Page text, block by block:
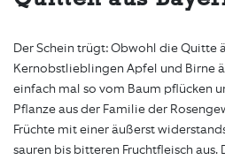
Der Schein trügt: Obwohl die Quitte
Kernobstlieblingen Apfel und Birne
einfach mal so vom Baum pflücken
Pflanze aus der Familie der
Früchte mit einer äußerst
sauren bis bitteren Fruchtfleisch aus.